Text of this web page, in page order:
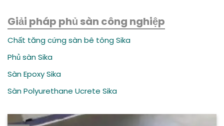
Giải pháp phủ sàn công nghiệp
Chất tăng cứng sàn bê tông Sika
Phủ sàn Sika
Sàn Epoxy Sika
Sàn Polyurethane Ucrete Sika